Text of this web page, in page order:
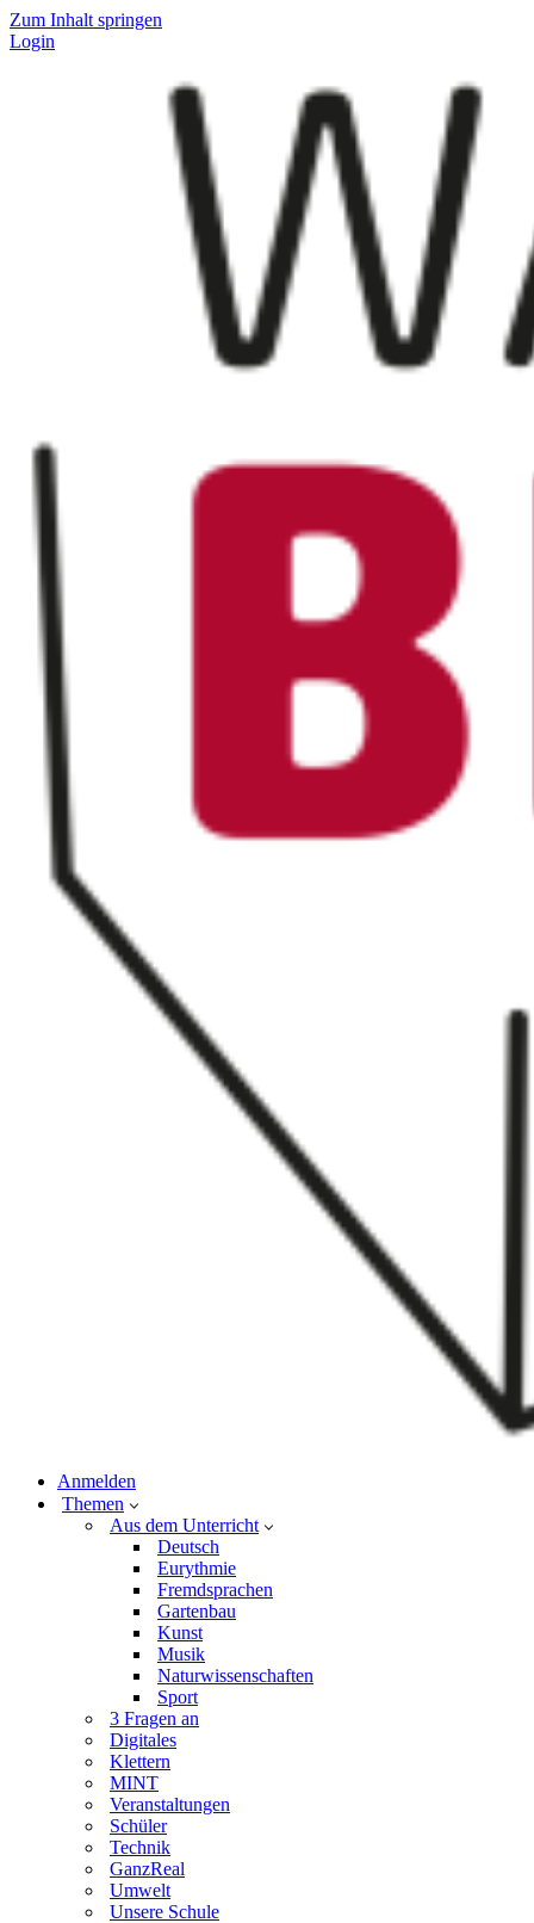
Zum Inhalt springen
Login
Anmelden
Themen
Aus dem Unterricht
Deutsch
Eurythmie
Fremdsprachen
Gartenbau
Kunst
Musik
Naturwissenschaften
Sport
3 Fragen an
Digitales
Klettern
MINT
Veranstaltungen
Schüler
Technik
GanzReal
Umwelt
Unsere Schule